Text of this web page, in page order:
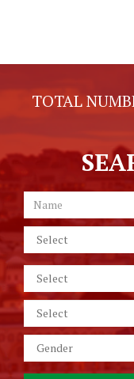
TOTAL